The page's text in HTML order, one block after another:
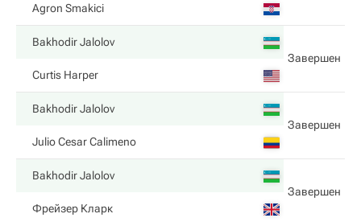
Agron Smakici
Bakhodir Jalolov
Завершен
Curtis Harper
Bakhodir Jalolov
Завершен
Julio Cesar Calimeno
Bakhodir Jalolov
Завершен
Фрейзер Кларк